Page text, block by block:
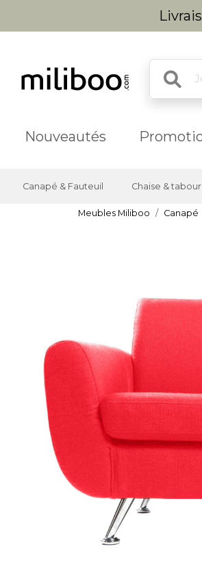
Nouveautés
Canapé & Fauteuil Chaise &
Meubles Miliboo Canapé